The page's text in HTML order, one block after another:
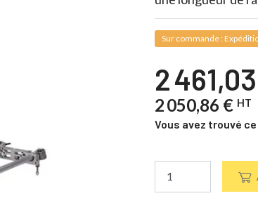
Sur commande :
2
2 050,86 € HT
Vous avez trouvé